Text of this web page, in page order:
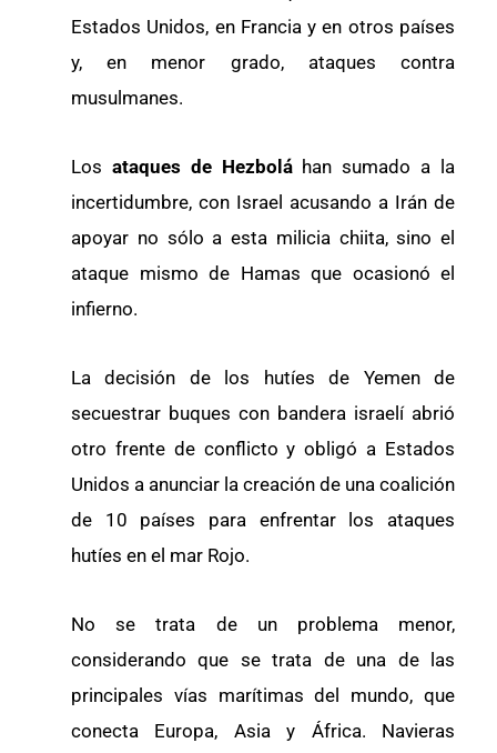
Estados Unidos, en Francia y en otros países
y, en menor grado, ataques contra
musulmanes.
Los ataques de Hezbolá han sumado a la
incertidumbre, con Israel acusando a Irán de
apoyar no sólo a esta milicia chiita, sino el
ataque mismo de Hamas que ocasionó el
infierno.
La decisión de los hutíes de Yemen de
secuestrar buques con bandera israelí abrió
otro frente de conflicto y obligó a Estados
Unidos a anunciar la creación de una coalición
de 10 países para enfrentar los ataques
hutíes en el mar Rojo.
No se trata de un problema menor,
considerando que se trata de una de las
principales vías marítimas del mundo, que
conecta Europa, Asia y África. Navieras